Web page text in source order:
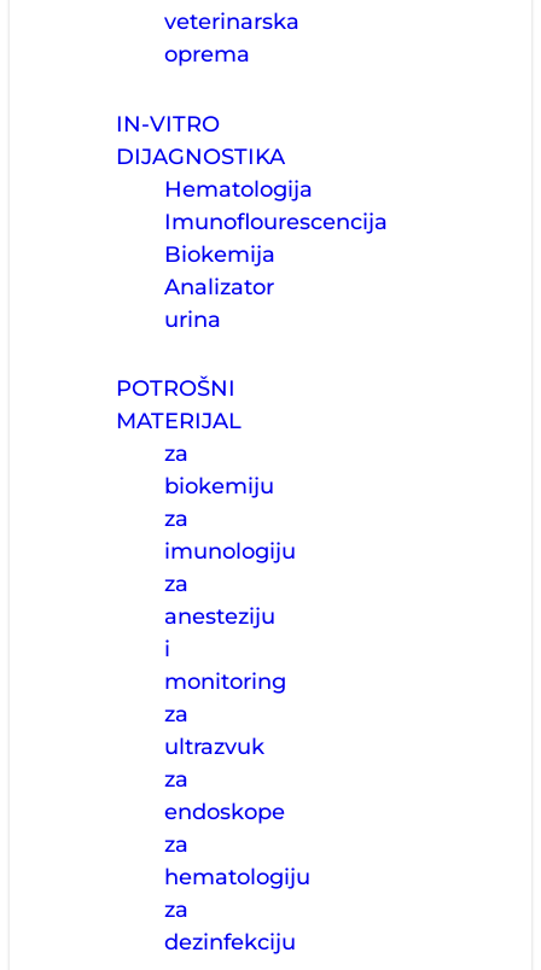
veterinarska
oprema
IN-VITRO
DIJAGNOSTIKA
Hematologija
Imunoflourescencija
Biokemija
Analizator
urina
POTROŠNI
MATERIJAL
za
biokemiju
za
imunologiju
za
anesteziju
i
monitoring
za
ultrazvuk
za
endoskope
za
hematologiju
za
dezinfekciju